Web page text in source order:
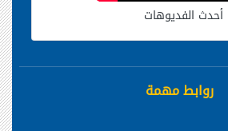
أحدث الفديوهات
روابط مهمة